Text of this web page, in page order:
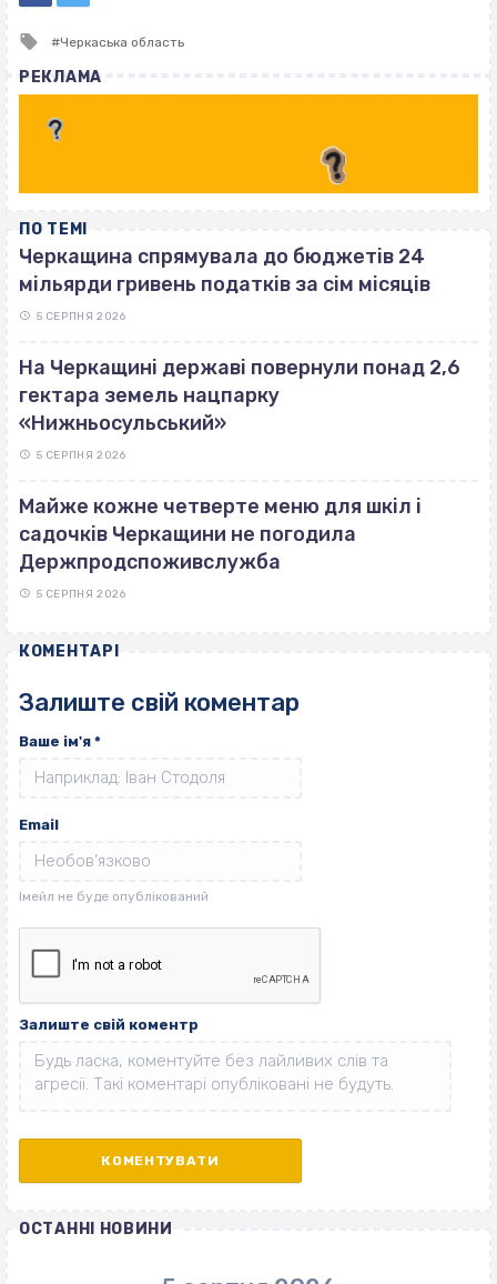
Tagged
Черкаська область
РЕКЛАМА
ПО ТЕМІ
Черкащина спрямувала до бюджетів 24
мільярди гривень податків за сім місяців
5 СЕРПНЯ 2026
На Черкащині державі повернули понад 2,6
гектара земель нацпарку
«Нижньосульський»
5 СЕРПНЯ 2026
Майже кожне четверте меню для шкіл і
садочків Черкащини не погодила
Держпродспоживслужба
5 СЕРПНЯ 2026
КОМЕНТАРІ
Залиште свій коментар
Ваше ім'я *
Email
Залиште свій коментр
ОСТАННІ НОВИНИ